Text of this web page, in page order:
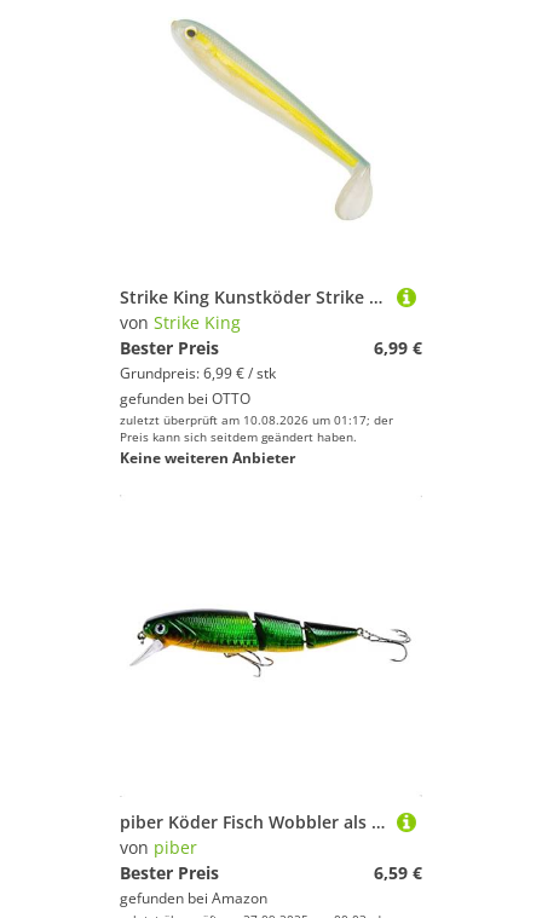
Strike King Kunstköder Strike King 11,5cm Shadalicious Swimbaits - 6 Gummifische
von Strike King
Bester Preis
6,99 €
Grundpreis: 6,99 € / stk
gefunden bei OTTO
zuletzt überprüft am 10.08.2026 um 01:17; der
Preis kann sich seitdem geändert haben.
Keine weiteren Anbieter
piber Köder Fisch Wobbler als Kunstköder, Angel Köder für Hecht, Barsch, Zander zum Raubfisch Angeln, 3 teiliges Gelenk für realistischen Bewegung
von piber
Bester Preis
6,59 €
gefunden bei Amazon